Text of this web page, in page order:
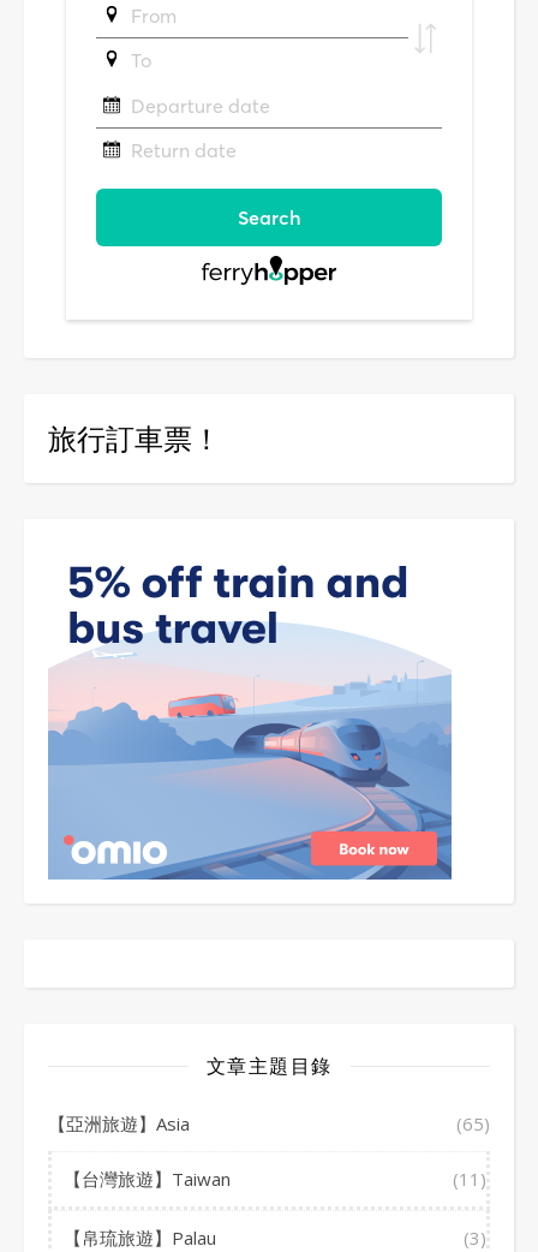
旅行訂車票！
文章主題目錄
【亞洲旅遊】Asia (65)
【台灣旅遊】Taiwan (11)
【帛琉旅遊】Palau (3)